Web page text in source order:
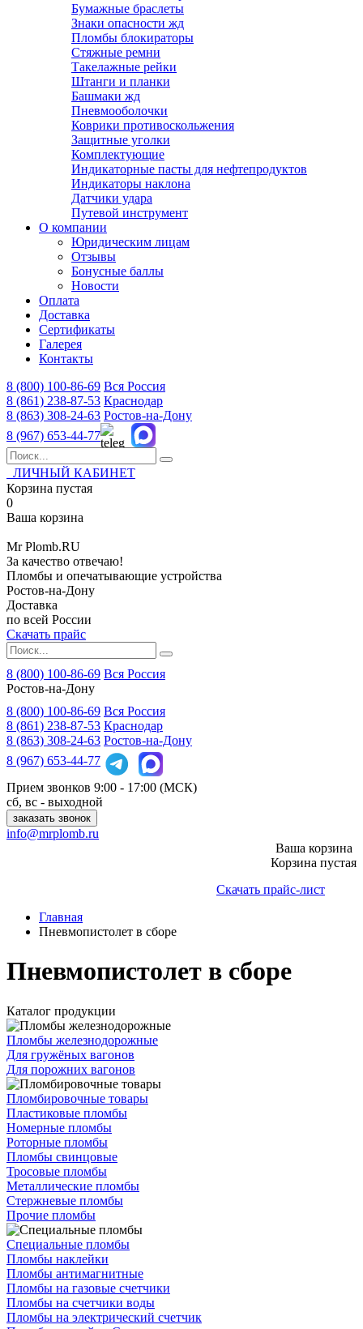
Бумажные браслеты
Знаки опасности жд
Пломбы блокираторы
Стяжные ремни
Такелажные рейки
Штанги и планки
Башмаки жд
Пневмооболочки
Коврики противоскольжения
Защитные уголки
Комплектующие
Индикаторные пасты для нефтепродуктов
Индикаторы наклона
Датчики удара
Путевой инструмент
О компании
Юридическим лицам
Отзывы
Бонусные баллы
Новости
Оплата
Доставка
Сертификаты
Галерея
Контакты
8 (800) 100-86-69 Вся Россия
8 (861) 238-87-53 Краснодар
8 (863) 308-24-63 Ростов-на-Дону
8 (967) 653-44-77
ЛИЧНЫЙ КАБИНЕТ
Корзина пустая
0
Ваша корзина
MrPlomb.RU
За качество отвечаю!
Пломбы и опечатывающие устройства
Ростов-на-Дону
Доставка
по всей России
Скачать прайс
8 (800) 100-86-69 Вся Россия
Ростов-на-Дону
8 (800) 100-86-69 Вся Россия
8 (861) 238-87-53 Краснодар
8 (863) 308-24-63 Ростов-на-Дону
8 (967) 653-44-77
Прием звонков 9:00 - 17:00 (МСК)
сб, вс - выходной
заказать звонок
info@mrplomb.ru
Ваша корзина
Корзина пустая
Скачать прайс-лист
Главная
Пневмопистолет в сборе
Пневмопистолет в сборе
Каталог продукции
Пломбы железнодорожные
Для гружёных вагонов
Для порожних вагонов
Пломбировочные товары
Пластиковые пломбы
Номерные пломбы
Роторные пломбы
Пломбы свинцовые
Тросовые пломбы
Металлические пломбы
Стержневые пломбы
Прочие пломбы
Специальные пломбы
Пломбы наклейки
Пломбы антимагнитные
Пломбы на газовые счетчики
Пломбы на счетчики воды
Пломбы на электрический счетчик